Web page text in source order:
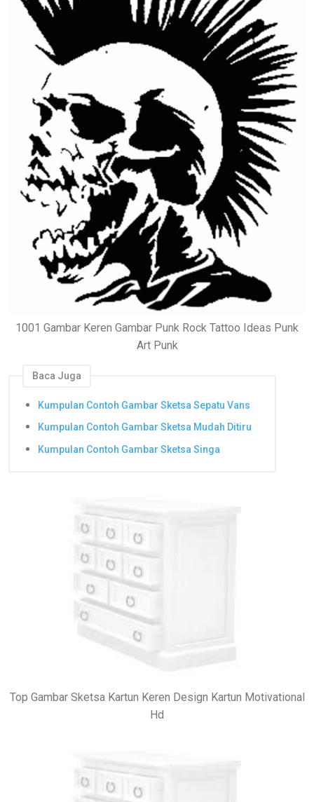
1001 Gambar Keren Gambar Punk Rock Tattoo Ideas Punk
Art Punk
Baca Juga
Kumpulan Contoh Gambar Sketsa Sepatu Vans
Kumpulan Contoh Gambar Sketsa Mudah Ditiru
Kumpulan Contoh Gambar Sketsa Singa
Top Gambar Sketsa Kartun Keren Design Kartun Motivational
Hd